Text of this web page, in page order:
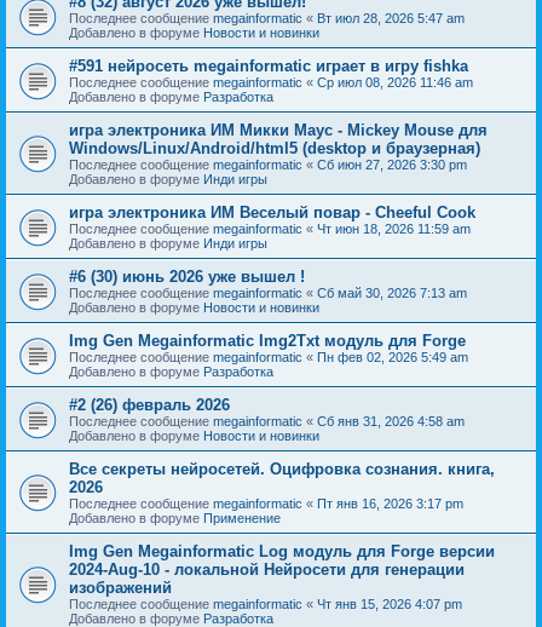
Последнее сообщение megainformatic « Вт июл 28, 2026 5:47 am
Добавлено в форуме Новости и новинки
#591 нейросеть megainformatic играет в игру fishka
Последнее сообщение megainformatic « Ср июл 08, 2026 11:46 am
Добавлено в форуме Разработка
игра электроника ИМ Микки Маус - Mickey Mouse для
Windows/Linux/Android/html5 (desktop и браузерная)
Последнее сообщение megainformatic « Сб июн 27, 2026 3:30 pm
Добавлено в форуме Инди игры
игра электроника ИМ Веселый повар - Cheeful Cook
Последнее сообщение megainformatic « Чт июн 18, 2026 11:59 am
Добавлено в форуме Инди игры
#6 (30) июнь 2026 уже вышел !
Последнее сообщение megainformatic « Сб май 30, 2026 7:13 am
Добавлено в форуме Новости и новинки
Img Gen Megainformatic Img2Txt модуль для Forge
Последнее сообщение megainformatic « Пн фев 02, 2026 5:49 am
Добавлено в форуме Разработка
#2 (26) февраль 2026
Последнее сообщение megainformatic « Сб янв 31, 2026 4:58 am
Добавлено в форуме Новости и новинки
Все секреты нейросетей. Оцифровка сознания. книга,
2026
Последнее сообщение megainformatic « Пт янв 16, 2026 3:17 pm
Добавлено в форуме Применение
Img Gen Megainformatic Log модуль для Forge версии
2024-Aug-10 - локальной Нейросети для генерации
изображений
Последнее сообщение megainformatic « Чт янв 15, 2026 4:07 pm
Добавлено в форуме Разработка